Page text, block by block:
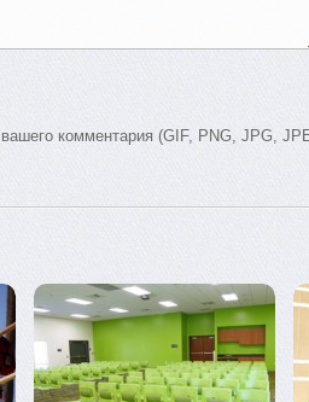
комментария (GIF, PNG, JPG,